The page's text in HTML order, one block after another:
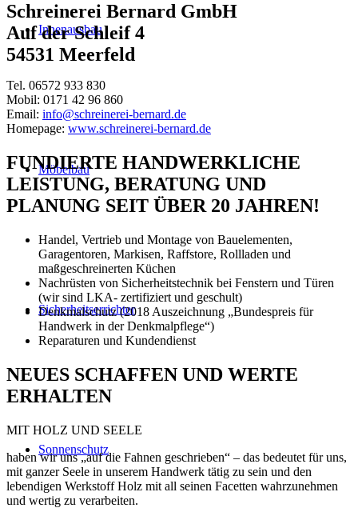
Innenausbau
Möbelbau
Sicherheitserrichter
Sonnenschutz
Schreinerei Bernard GmbH
Auf der Schleif 4
54531 Meerfeld
Tel. 06572 933 830
Mobil: 0171 42 96 860
Email: info@schreinerei-bernard.de
Homepage: www.schreinerei-bernard.de
FUNDIERTE HANDWERKLICHE
LEISTUNG, BERATUNG UND
PLANUNG SEIT ÜBER 20 JAHREN!
Handel, Vertrieb und Montage von Bauelementen,
Garagentoren, Markisen, Raffstore, Rollladen und
maßgeschreinerten Küchen
Nachrüsten von Sicherheitstechnik bei Fenstern und Türen
(wir sind LKA- zertifiziert und geschult)
Denkmalschutz (2018 Auszeichnung „Bundespreis für
Handwerk in der Denkmalpflege“)
Reparaturen und Kundendienst
NEUES SCHAFFEN UND WERTE
ERHALTEN
MIT HOLZ UND SEELE
haben wir uns „auf die Fahnen geschrieben“ – das bedeutet für uns,
mit ganzer Seele in unserem Handwerk tätig zu sein und den
lebendigen Werkstoff Holz mit all seinen Facetten wahrzunehmen
und wertig zu verarbeiten.